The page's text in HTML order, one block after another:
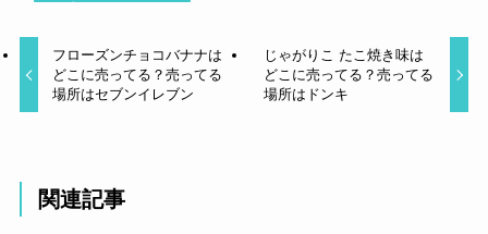
フローズンチョコバナナは
どこに売ってる？売ってる
場所はセブンイレブン
じゃがりこ たこ焼き味は
どこに売ってる？売ってる
場所はドンキ
関連記事